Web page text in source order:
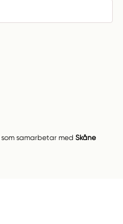
som samarbetar medSkåne